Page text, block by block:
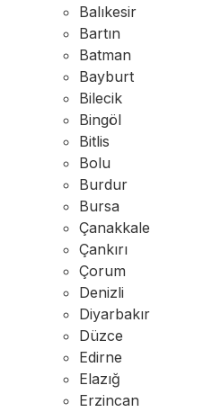
Balıkesir
Bartın
Batman
Bayburt
Bilecik
Bingöl
Bitlis
Bolu
Burdur
Bursa
Çanakkale
Çankırı
Çorum
Denizli
Diyarbakır
Düzce
Edirne
Elazığ
Erzincan